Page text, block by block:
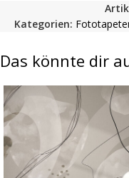
Kategorien:
Das könnte dir